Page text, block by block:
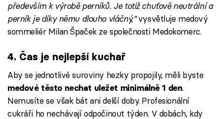
především k výrobě perníků. Je totiž chuťově neutrální a
perník je díky němu dlouho vláčný,“vysvětluje medový
sommeliér Milan Špaček ze společnosti Medokomerc.
4. Čas je nejlepší kuchař
Aby se jednotlivé suroviny hezky propojily, měli byste
medové těsto nechat uležet minimálně 1 den.
Nemusíte se však bát ani delší doby. Profesionální
cukráři ho nechávají odpočinout týden. V dobách, kdy